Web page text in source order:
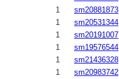
1
sm20881873
1
sm20531344
1
sm20191007
1
sm19576544
1
sm21436328
1
sm20983742